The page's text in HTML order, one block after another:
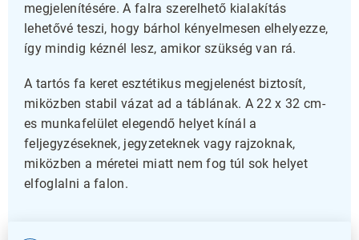
megjelenítésére. A falra szerelhető kialakítás
lehetővé teszi, hogy bárhol kényelmesen elhelyezze,
így mindig kéznél lesz, amikor szükség van rá.
A tartós fa keret esztétikus megjelenést biztosít,
miközben stabil vázat ad a táblának. A 22 x 32 cm-
es munkafelület elegendő helyet kínál a
feljegyzéseknek, jegyzeteknek vagy rajzoknak,
miközben a méretei miatt nem fog túl sok helyet
elfoglalni a falon.